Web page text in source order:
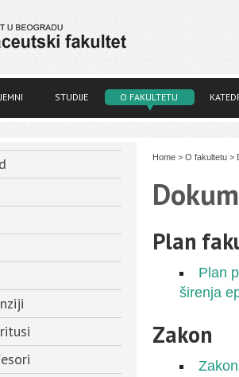
STUDIJE O FAKULTETU
Home > O fakultetu >
Plan
Plan
širenja
Zakon